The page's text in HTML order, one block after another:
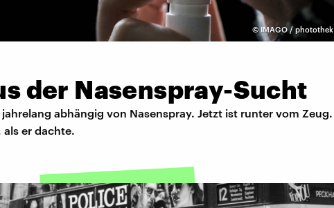
© IMAGO / photothek
der Nasenspray-Sucht
abhängig von Nasenspray. Jetzt ist runter vom Zeug.
als er dachte.